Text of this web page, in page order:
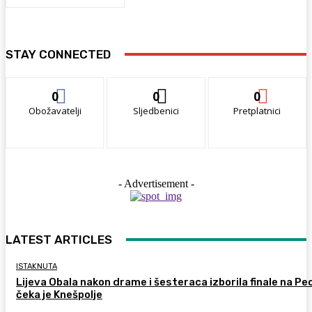
STAY CONNECTED
0
Obožavatelji
0
Sljedbenici
0
Pretplatnici
- Advertisement -
LATEST ARTICLES
ISTAKNUTA
Lijeva Obala nakon drame i šesteraca izborila finale na
čeka je Knešpolje